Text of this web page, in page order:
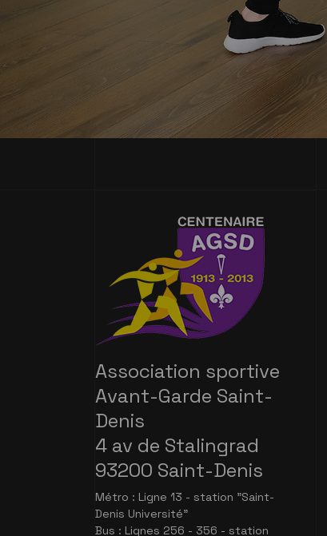
Association sportive
Avant-Garde Saint-
Denis
4 av de Stalingrad
93200 Saint-Denis
Métro : Ligne 13 - station "Saint-
Denis Université"
Bus : Lignes 256 - 356 - station